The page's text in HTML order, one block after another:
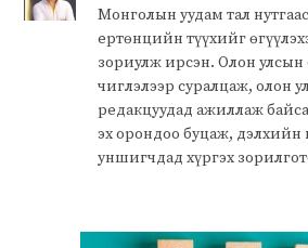
Монголын уудам тал
ертөнцийн түүхийг
зориулж ирсэн. Олон улсын
чиглэлээр суралцаж, олон
редакцуудад ажиллаж
эх орондоо буцаж, дэлхийн
уншигчдад хүргэх